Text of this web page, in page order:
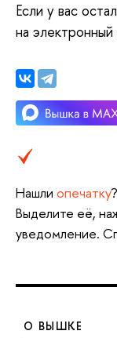
Если у вас
на
Нашли опечатку?
Выделите её,
уведомление.
О ВЫШКЕ